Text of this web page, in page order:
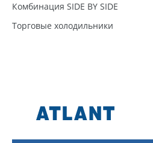
Комбинация SIDE BY SIDE
Торговые холодильники